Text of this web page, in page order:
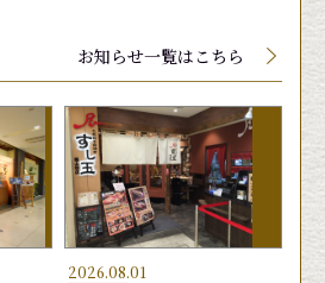
ては、季節、天候によって入
品質保持の為店頭にて値段が
合がございます。
ては、季節、天候によって入
品質保持の為店頭にて値段が
合がございます。
ては、季節、天候によって入
品質保持の為店頭にて値段が
合がございます。
お知らせ一覧はこちら
2026.08.01